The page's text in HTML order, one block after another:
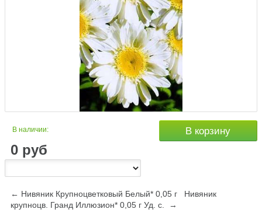
В наличии:
0 руб
В корзину
← Нивяник Крупноцветковый Белый* 0,05 г
Нивяник
крупноцв. Гранд Иллюзион* 0,05 г Уд. с. →